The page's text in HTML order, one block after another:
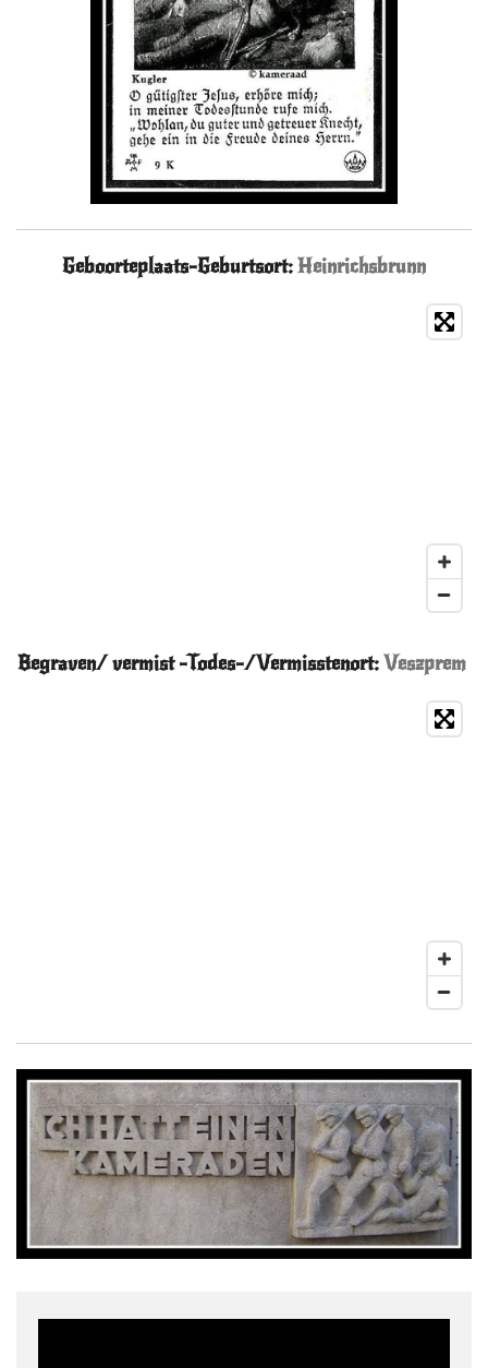
Geboorteplaats-Geburtsort:Heinrichsbrunn
Begraven/ vermist -Todes-/Vermisstenort:Veszprem